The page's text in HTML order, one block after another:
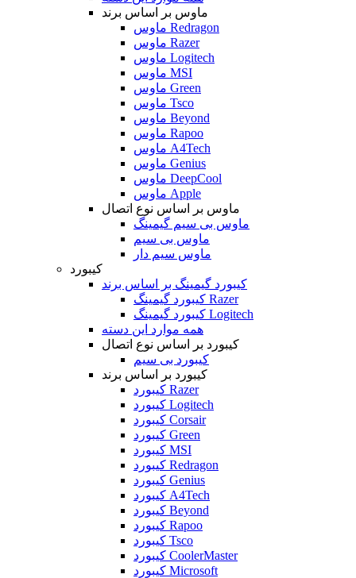
ماوس بر اساس برند
ماوس Redragon
ماوس Razer
ماوس Logitech
ماوس MSI
ماوس Green
ماوس Tsco
ماوس Beyond
ماوس Rapoo
ماوس A4Tech
ماوس Genius
ماوس DeepCool
ماوس Apple
ماوس بر اساس نوع اتصال
ماوس بی سیم گیمینگ
ماوس بی سیم
ماوس سیم دار
کیبورد
کیبورد گیمینگ بر اساس برند
کیبورد گیمینگ Razer
کیبورد گیمینگ Logitech
همه موارد این دسته
کیبورد بر اساس نوع اتصال
کیبورد بی سیم
کیبورد بر اساس برند
کیبورد Razer
کیبورد Logitech
کیبورد Corsair
کیبورد Green
کیبورد MSI
کیبورد Redragon
کیبورد Genius
کیبورد A4Tech
کیبورد Beyond
کیبورد Rapoo
کیبورد Tsco
کیبورد CoolerMaster
کیبورد Microsoft